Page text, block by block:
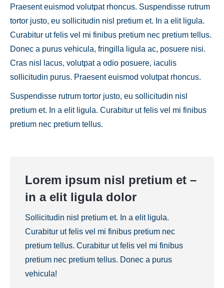
Praesent euismod volutpat rhoncus. Suspendisse rutrum
tortor justo, eu sollicitudin nisl pretium et. In a elit ligula.
Curabitur ut felis vel mi finibus pretium nec pretium tellus.
Donec a purus vehicula, fringilla ligula ac, posuere nisi.
Cras nisl lacus, volutpat a odio posuere, iaculis
sollicitudin purus. Praesent euismod volutpat rhoncus.
Suspendisse rutrum tortor justo, eu sollicitudin nisl
pretium et. In a elit ligula. Curabitur ut felis vel mi finibus
pretium nec pretium tellus.
Lorem ipsum nisl pretium et –
in a elit ligula dolor
Sollicitudin nisl pretium et. In a elit ligula.
Curabitur ut felis vel mi finibus pretium nec
pretium tellus. Curabitur ut felis vel mi finibus
pretium nec pretium tellus. Donec a purus
vehicula!